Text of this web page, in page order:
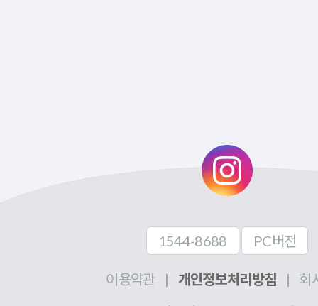
1544-8688 PC버전
이용약관 | 개인정보처리방침 |
회